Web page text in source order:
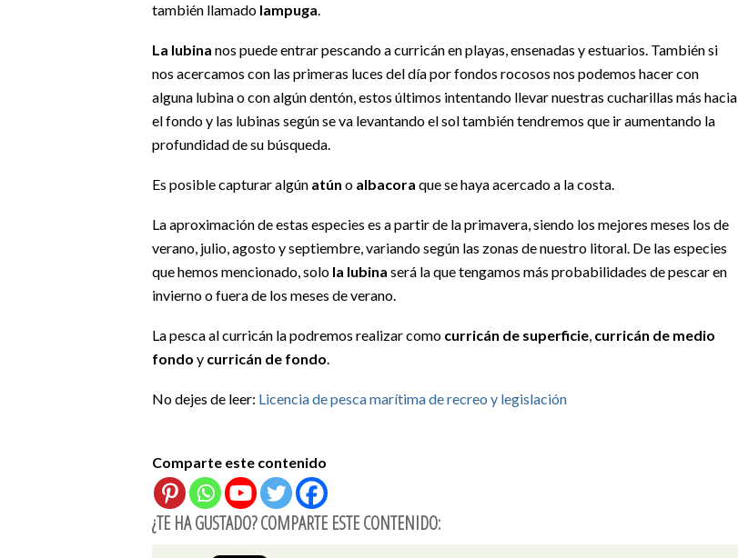
también llamado lampuga.
La lubina nos puede entrar pescando a curricán en playas, ensenadas y estuarios. También si
nos acercamos con las primeras luces del día por fondos rocosos nos podemos hacer con
alguna lubina o con algún dentón, estos últimos intentando llevar nuestras cucharillas más hacia
el fondo y las lubinas según se va levantando el sol también tendremos que ir aumentando la
profundidad de su búsqueda.
Es posible capturar algún atún o albacora que se haya acercado a la costa.
La aproximación de estas especies es a partir de la primavera, siendo los mejores meses los de
verano, julio, agosto y septiembre, variando según las zonas de nuestro litoral. De las especies
que hemos mencionado, solo la lubina será la que tengamos más probabilidades de pescar en
invierno o fuera de los meses de verano.
La pesca al curricán la podremos realizar como curricán de superficie, curricán de medio
fondo y curricán de fondo.
No dejes de leer: Licencia de pesca marítima de recreo y legislación
Comparte este contenido
¿TE HA GUSTADO? COMPARTE ESTE CONTENIDO: